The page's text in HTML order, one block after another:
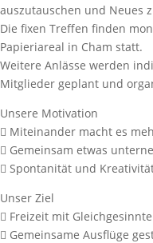
auszutauschen und Neues
Die fixen Treffen finden
Papieriareal in Cham statt.
Weitere Anlässe werden
Mitglieder geplant und
Unsere Motivation
 Miteinander macht es
 Gemeinsam etwas
 Spontanität und
Unser Ziel
 Freizeit mit
 Gemeinsame Ausflüge